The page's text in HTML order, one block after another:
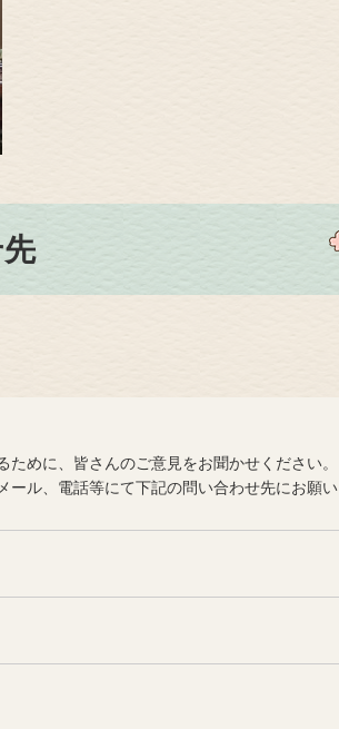
めに、皆さんのご意見をお聞かせください。
ル、電話等にて下記の問い合わせ先にお願い